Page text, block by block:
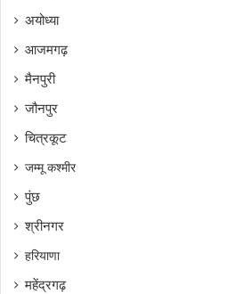
अयोध्या
आजमगढ़
मैनपुरी
जौनपुर
चित्रकूट
जम्मू कश्मीर
पुंछ
श्रीनगर
हरियाणा
महेंद्रगढ़